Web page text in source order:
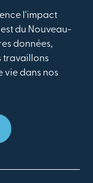
l'impact
du Nouveau-
données,
travaillons
vie dans nos